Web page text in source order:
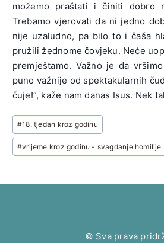
možemo praštati i činiti dobro
Trebamo vjerovati da ni jedno
nije uzaludno, pa bilo to i čaša
pružili žednome čovjeku. Neće
premještamo. Važno je da
puno važnije od spektakularnih
čuje!“, kaže nam danas Isus. Nek
Post
Tags:
#18. tjedan kroz godinu
#vrijeme kroz godinu - svagdanje homilije
© Sva prava